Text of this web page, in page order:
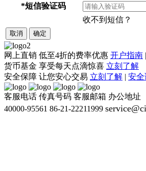
*短信验证码
收不到短信？
取消 确定
网上直销 低至4折的费率优惠 开户指南 |
货币基金 享受每天点滴惊喜 立刻了解
安全保障 让您安心交易 立刻了解 | 安全
客服电话 传真号码 客服邮箱 办公地址
40000-95561 86-21-22211999